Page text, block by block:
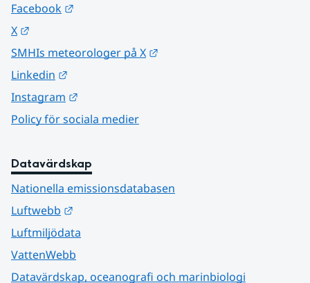
Facebook
X
SMHIs meteorologer på X
Linkedin
Instagram
Policy för sociala medier
Datavärdskap
Nationella emissionsdatabasen
Luftwebb
Luftmiljödata
VattenWebb
Datavärdskap, oceanografi och marinbiologi